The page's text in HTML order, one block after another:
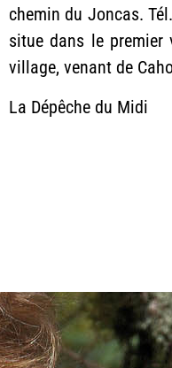
chemin du Joncas.
situe dans le
village, venant de
La Dépêche du Midi